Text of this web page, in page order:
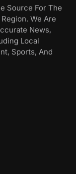
Source For The
We Are
News,
Local
Sports, And